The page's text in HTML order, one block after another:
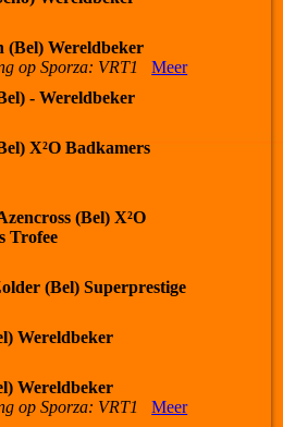
(Bel) Wereldbeker
op Sporza: VRT1
Meer
- Wereldbeker
X²O Badkamers
(Bel) X²O
Trofee
(Bel) Superprestige
Wereldbeker
Wereldbeker
op Sporza: VRT1
Meer